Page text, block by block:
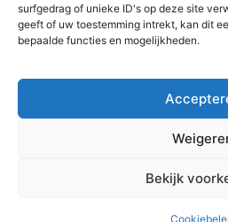
surfgedrag of unieke ID's op deze site
geeft of uw toestemming intrekt, kan dit
bepaalde functies en mogelijkheden.
Bekijk
Backlinks kopen: wat jij moet weten
Extra geld verdienen: zo pak jij
www.technologie-management.nl.